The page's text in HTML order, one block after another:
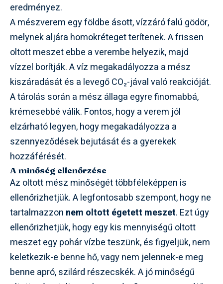
eredményez.
A mészverem egy földbe ásott, vízzáró falú gödör,
melynek aljára homokréteget terítenek. A frissen
oltott meszet ebbe a verembe helyezik, majd
vízzel borítják. A víz megakadályozza a mész
kiszáradását és a levegő CO₂-jával való reakcióját.
A tárolás során a mész állaga egyre finomabbá,
krémesebbé válik. Fontos, hogy a verem jól
elzárható legyen, hogy megakadályozza a
szennyeződések bejutását és a gyerekek
hozzáférését.
A minőség ellenőrzése
Az oltott mész minőségét többféleképpen is
ellenőrizhetjük. A legfontosabb szempont, hogy ne
tartalmazzon nem oltott égetett meszet. Ezt úgy
ellenőrizhetjük, hogy egy kis mennyiségű oltott
meszet egy pohár vízbe teszünk, és figyeljük, nem
keletkezik-e benne hő, vagy nem jelennek-e meg
benne apró, szilárd részecskék. A jó minőségű